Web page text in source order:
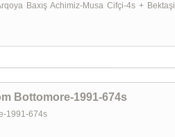
Baxış Achimiz-Musa Cifçi-4s +
Bottomore-1991-674s
1991-674s